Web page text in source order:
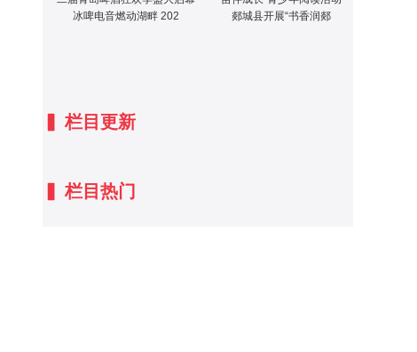
冰啤电音燃动湖畔 202 郯城县开展“书香润郯
▍栏目更新
▍栏目热门